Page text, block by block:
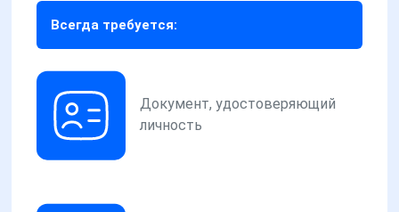
Всегда требуется:
Документ, удостоверяющий
личность